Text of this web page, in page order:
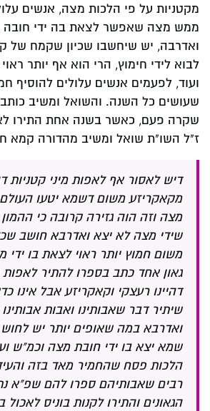
מקטניות על פי הלכות מצה, אנשים
ממש מצה שאפשר לצאת בה ידי חובה
ואדרבה, יש שיחשבו שכיון שקמח של
לבוא לידי חימוץ, הרי הוא אף יותר
ועוד, לפעמים אנשים עלולים להוסיף
שעושים כל השנה. והשואל ומשיב
שקרה פעם, כאשר בשנה אחת התירו
ז"ל השו"ת שואל ומשיב מהדורה קמא
דיש לאסור אף לאפות מיני קטניות
מקאקריזע משום דשמא יטעו העולם
מצה וזה הוה גזירה קרובה כי ההמון
שידי מצה לא יצא ואדרבא חושב
משום חמוץ יותר ראוי לצאת בו ידי
גאון אחד כתב בספרו להתיר לאפות
דהיינו רעצקי וקאקריזע אבל אינו
שיתיר דבר שאבותינו ואבות אבותינו
ואדרבא במה שאופים יותר יש לחוש
שמא יצא בו ידי חובת מצה וכמ"ש
הלכות פסח שהחמיר מאד בזה
רבים שאבותיהם ספרו להם שפ"א
הגאונים והתירו לקנות בוניס